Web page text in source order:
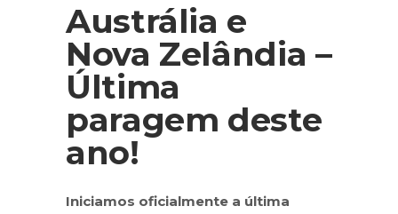
Austrália e
Nova Zelândia –
Última
paragem deste
ano!
Iniciamos oficialmente a última